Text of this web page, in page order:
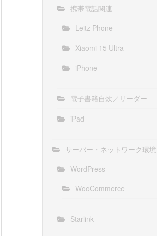
携帯電話関連
Leitz Phone
Xiaomi 15 Ultra
iPhone
電子書籍自炊／リーダー
iPad
サーバー・ネットワーク環境
WordPress
WooCommerce
Starlink